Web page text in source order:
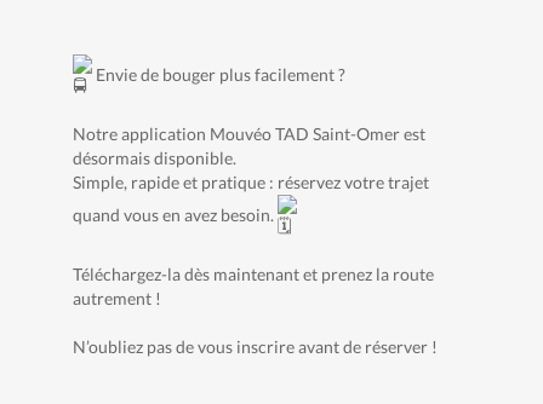
Envie de bouger plus facilement ?
Notre application Mouvéo TAD Saint-Omer est
désormais disponible.
Simple, rapide et pratique : réservez votre trajet
quand vous en avez besoin.
Téléchargez-la dès maintenant et prenez la route
autrement !
N’oubliez pas de vous inscrire avant de réserver !